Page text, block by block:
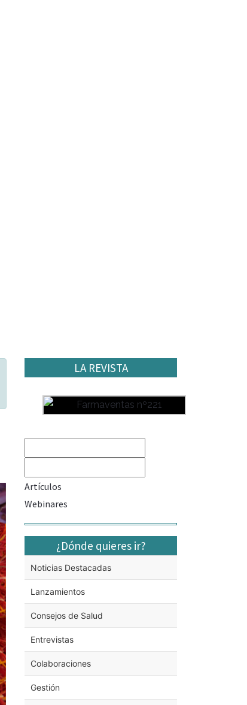
LA REVISTA
Artículos
Webinares
¿Dónde quieres ir?
Noticias Destacadas
Lanzamientos
Consejos de Salud
Entrevistas
Colaboraciones
Gestión